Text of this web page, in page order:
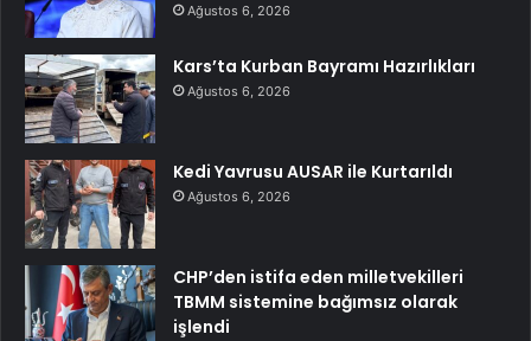
Ağustos 6, 2026
Kars’ta Kurban Bayramı Hazırlıkları
Ağustos 6, 2026
Kedi Yavrusu AUSAR ile Kurtarıldı
Ağustos 6, 2026
CHP’den istifa eden milletvekilleri
TBMM sistemine bağımsız olarak
işlendi